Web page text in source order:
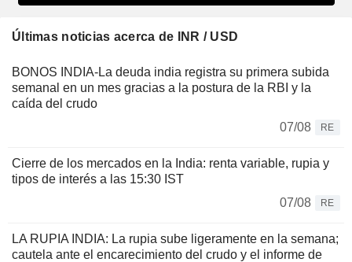
Últimas noticias acerca de INR / USD
BONOS INDIA-La deuda india registra su primera subida
semanal en un mes gracias a la postura de la RBI y la
caída del crudo
07/08
RE
Cierre de los mercados en la India: renta variable, rupia y
tipos de interés a las 15:30 IST
07/08
RE
LA RUPIA INDIA: La rupia sube ligeramente en la semana;
cautela ante el encarecimiento del crudo y el informe de